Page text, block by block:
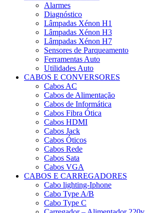
Alarmes
Diagnóstico
Lâmpadas Xénon H1
Lâmpadas Xénon H3
Lâmpadas Xénon H7
Sensores de Parqueamento
Ferramentas Auto
Utilidades Auto
CABOS E CONVERSORES
Cabos AC
Cabos de Alimentação
Cabos de Informática
Cabos Fibra Ótica
Cabos HDMI
Cabos Jack
Cabos Óticos
Cabos Rede
Cabos Sata
Cabos VGA
CABOS E CARREGADORES
Cabo lighting-Iphone
Cabo Type A/B
Cabo Type C